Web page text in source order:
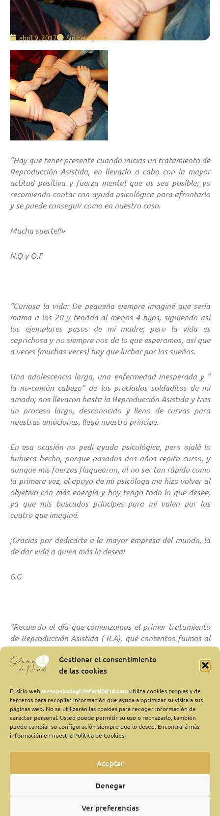
Gestionar el consentimiento
de las cookies
El sitio webwww.psicologiainfertilidad.com utiliza cookies propias y de
terceros para recopilar información que ayuda a optimizar su visita a sus
páginas web. No se utilizarán las cookies para recoger información de
carácter personal. Usted puede permitir su uso o rechazarlo, también
puede cambiar su configuración siempre que lo desee. Encontrará más
información en nuestra Política de Cookies.
Aceptar
Denegar
Ver preferencias
abril 9, 2017 Sin categoría
“Hay que tener presente cuando inicias un tratamiento de
Reproducción Asistida, en llevarlo a cabo con la mayor
actitud positiva y fuerza mental que os sea posible; yo
recomiendo contar con ayuda psicológica para afrontarlo
y se puede conseguir como en nuestro caso.
Mucha suerte!!»
N.Q y O.F
“Curiosa la vida: De pequeña siempre imaginé que sería
mama a los 20 y tendría al menos 4 hijos, siguiendo así
los ejemplares pasos de mi madre, pero la vida es
caprichosa y no siempre nos da lo que esperamos, así que
a veces (muchas veces) hay que luchar por los sueños.
Una adolescencia larga, una enfermedad inesperada y “
la no-común cabeza” de los preciados soldaditos de mi
amado; nos llevaron hasta la Reproducción Asistida y tras
un proceso largo, desconocido y lleno de curvas para
nuestras emociones, llegó nuestro príncipe.
En esa ocasión no pedí ayuda psicológica, pero ojalá lo
hubiera hecho, porque pasados dos años repito curso, y
aunque mis fuerzas flaquearon, al no ser tan rápido como
la primera vez, el apoyo de mi psicóloga me hizo volver al
objetivo con más energía y hoy tengo todo lo que desee,
ya que mis buscados príncipes para mí valen por los
cuatro que imaginé.
¡Gracias por dedicarte a la mayor empresa del mundo, la
de dar vida a quien más la desea!
G.G
“Recuerdo el día que comenzamos el primer tratamiento
de Reproducción Asistida ( R.A), qué contentos fuimos al
hospital, pensando que como ya nos habíamos puestos
en manos de expertos, por fin se terminaría nuestra
incertidumbre de si podríamos o no ser padres…
nos habían dicho que no había ninguna patología y que
lo nuestro era esterilidad de causa desconocida… cuando
volvimos a casa empezamos a idear lo que sería nuestra
vida con nuestro hijo o hija…
14 días después sucedió el primer gran palo que nos dio
la R. A…tras él vinieron otros tantos… recuerdo que todo
eran malas noticias, ciclos cancelados, baja respuesta
ovárica, betas negativas, nuevos diagnósticos
inesperados, una enfermedad en la sangre, unas cuantas
intervenciones, quirófanos, sedaciones…